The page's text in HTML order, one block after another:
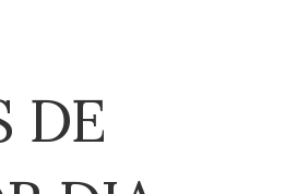
DE